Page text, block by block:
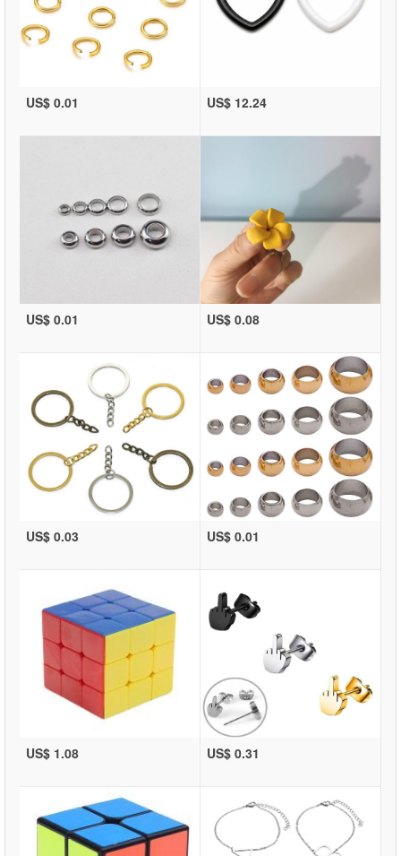
US$ 0.01 US$ 12.24
US$ 0.01 US$ 0.08
US$ 0.03 US$ 0.01
US$ 1.08 US$ 0.31